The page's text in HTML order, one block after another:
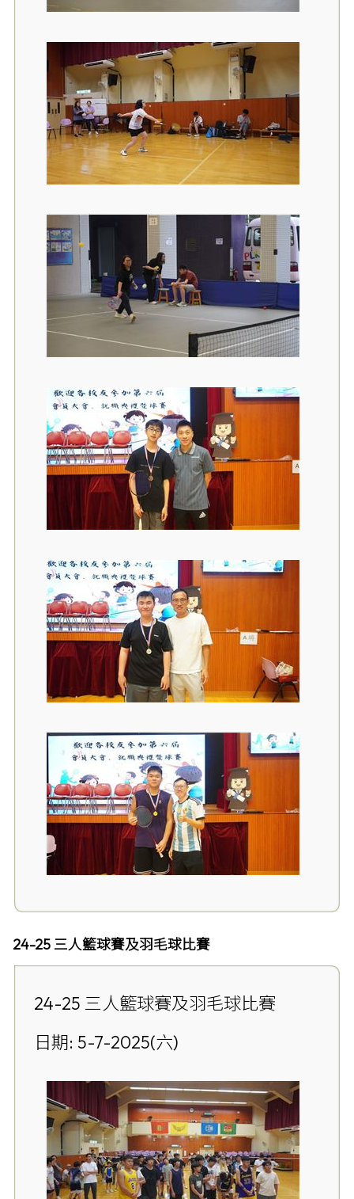
24-25 三人籃球賽及羽毛球比賽
24-25 三人籃球賽及羽毛球比賽
日期: 5-7-2025(六)